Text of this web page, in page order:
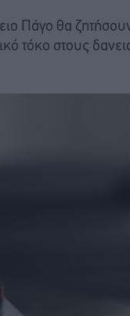
Πάγο θα
τόκο στους